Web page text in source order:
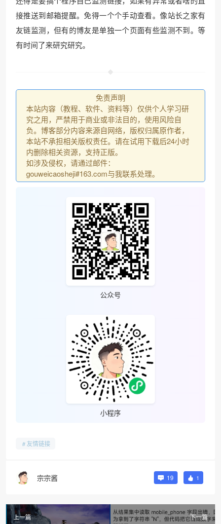
接推送到邮箱提醒。免得一个个手动查看。像站长之家有
友链监测，但有的博友是单独一个页面有些监测不到。等
有时间了来研究研究。
免责声明
本站内容（教程、软件、资料等）仅供个人学习研
究之用，严禁用于商业或非法目的，使用风险自
负。博客部分内容来源自网络，版权归属原作者，
本站不承担相关版权责任。请在试用下载后24小时
内删除相关资源，支持正版。
如涉及侵权，请通过邮件：
gouweicaosheji#163.com与我联系处理。
公众号
小程序
友情链接
宗宗酱 19 1
上一篇
下一篇